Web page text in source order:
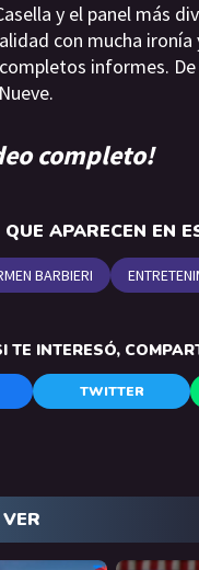
y el panel más
con mucha ironía
informes. De
completo!
APARECEN EN
BARBIERI
TE INTERESÓ,
TWITTER